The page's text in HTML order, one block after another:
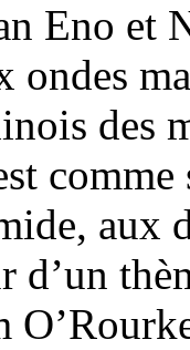
Eno et
des
comme
aux